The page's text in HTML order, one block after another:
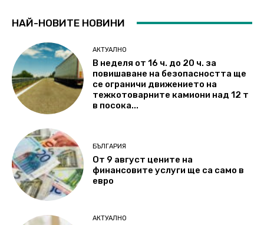
НАЙ-НОВИТЕ НОВИНИ
АКТУАЛНО
В неделя от 16 ч. до 20 ч. за
повишаване на безопасността ще
се ограничи движението на
тежкотоварните камиони над 12 т
в посока...
БЪЛГАРИЯ
От 9 август цените на
финансовите услуги ще са само в
евро
АКТУАЛНО